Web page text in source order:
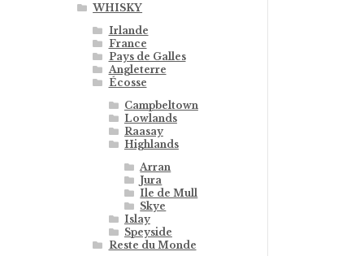
WHISKY
Irlande
France
Pays de Galles
Angleterre
Écosse
Campbeltown
Lowlands
Raasay
Highlands
Arran
Jura
Ile de Mull
Skye
Islay
Speyside
Reste du Monde